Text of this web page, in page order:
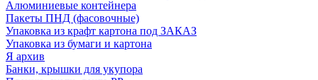
Алюминиевые контейнера
Пакеты ПНД (фасовочные)
Упаковка из крафт картона под ЗАКАЗ
Упаковка из бумаги и картона
Я архив
Банки, крышки для укупора